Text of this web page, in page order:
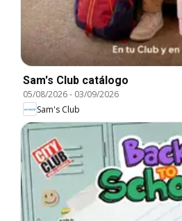
Sam's Club catálogo
05/08/2026- 03/09/2026
Sam's Club